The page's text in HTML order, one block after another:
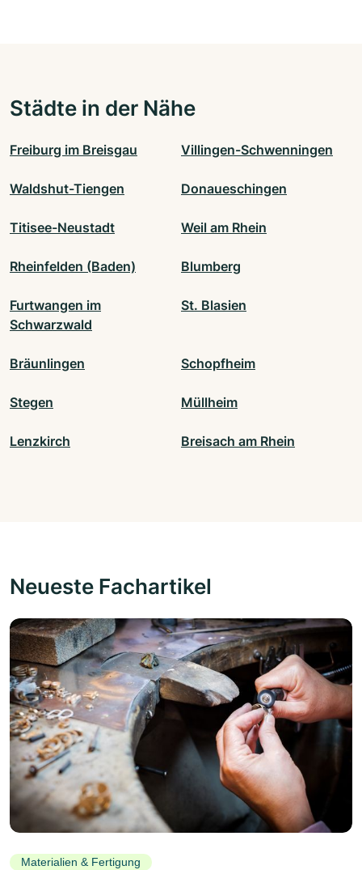
Städte in der Nähe
Freiburg im Breisgau Villingen-Schwenningen
Waldshut-Tiengen Donaueschingen
Titisee-Neustadt Weil am Rhein
Rheinfelden (Baden) Blumberg
Furtwangen im
Schwarzwald
St. Blasien
Bräunlingen Schopfheim
Stegen Müllheim
Lenzkirch Breisach am Rhein
Neueste Fachartikel
Materialien & Fertigung